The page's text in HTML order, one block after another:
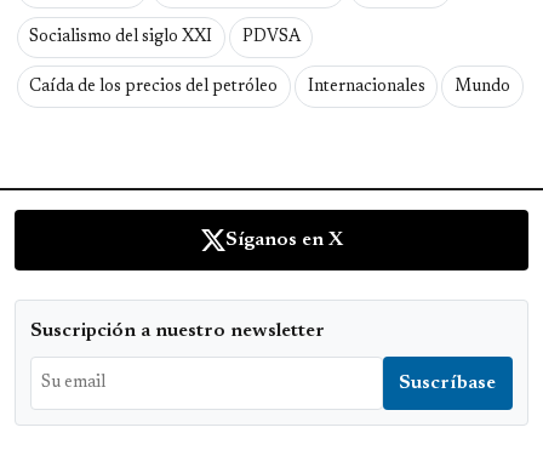
Socialismo del siglo XXI PDVSA
Caída de los precios del petróleo Internacionales Mundo
Síganos en X
Suscripción a nuestro newsletter